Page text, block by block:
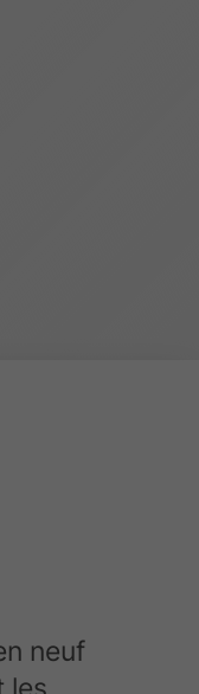
neuf
les